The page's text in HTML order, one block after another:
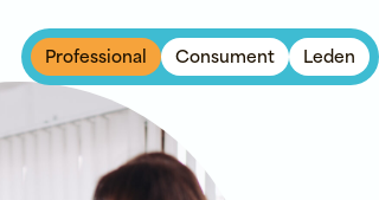
Professional Consument Leden